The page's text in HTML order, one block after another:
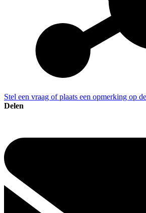
Stel een vraag of plaats een opmerking op
Delen